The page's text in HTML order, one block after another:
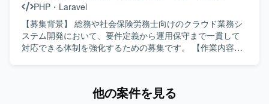
ことができます。 お客様ごとに異なる業務課題に向き合い
ながら、独自プラグインとの組み合わせによる多様なソリ
ューションを企画・実装できる環境です。 【開発環境】
TypeScript/React/Next.js を用いたフロントエンドと、
ケーション基盤を使用しております。
題を解決できるリーダーシップのある方を求めています。
高い技術力や自社プラットフォームを主体的に習得・発揮
し、メンバー育成に貢献できる方、若手メンバーと切磋琢
磨しながら組織と共に成長していきたい方にマッチするポ
てビジネス理解を深めながら、ローコード開発プラットフ
PHP ・ Laravel
【募集背景】 総務や社会保険労務士向けのクラウド業務シ
ステム開発において、要件定義から運用保守まで一貫して
対応できる体制を強化するための募集です。 【作業内容】
おけるスケジュール管理やメンバー管理も行っていただ
他の案件を見る